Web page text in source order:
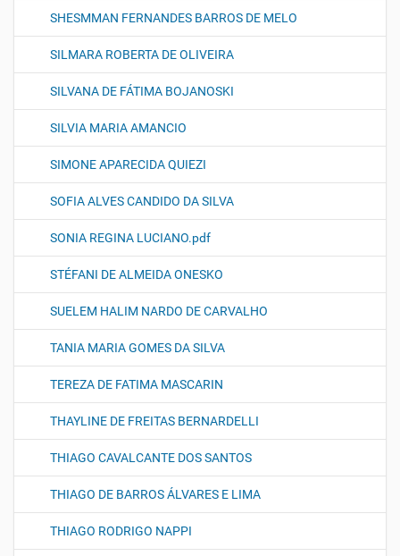
SHESMMAN FERNANDES BARROS DE MELO
SILMARA ROBERTA DE OLIVEIRA
SILVANA DE FÁTIMA BOJANOSKI
SILVIA MARIA AMANCIO
SIMONE APARECIDA QUIEZI
SOFIA ALVES CANDIDO DA SILVA
SONIA REGINA LUCIANO.pdf
STÉFANI DE ALMEIDA ONESKO
SUELEM HALIM NARDO DE CARVALHO
TANIA MARIA GOMES DA SILVA
TEREZA DE FATIMA MASCARIN
THAYLINE DE FREITAS BERNARDELLI
THIAGO CAVALCANTE DOS SANTOS
THIAGO DE BARROS ÁLVARES E LIMA
THIAGO RODRIGO NAPPI